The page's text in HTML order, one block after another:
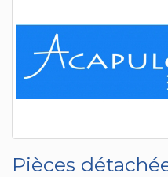
Pièces